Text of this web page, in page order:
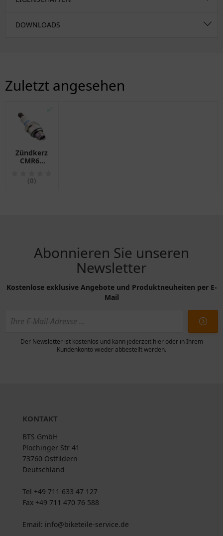
DOWNLOADS
Zuletzt angesehen
✅
Zündkerze
CMR6A
Motorräder
NGK
(0)
Abonnieren Sie unseren
Newsletter
Kostenlose exklusive Angebote und Produktneuheiten per E-
Mail
Der Newsletter ist kostenlos und kann jederzeit hier oder in Ihrem
Kundenkonto wieder abbestellt werden.
KONTAKT
BTS GmbH
Plochinger Str 41
73760 Ostfildern
Deutschland
Tel +49 711 633 47 127
Fax +49 711 470 76 588
Email: info@biketeile-service.de